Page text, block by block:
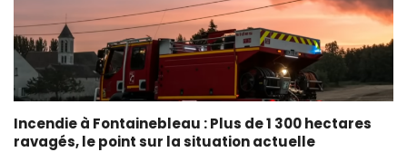
Incendie à Fontainebleau : Plus de 1 300 hectares
ravagés, le point sur la situation actuelle